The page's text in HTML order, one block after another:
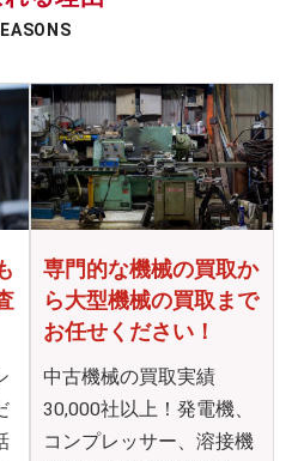
専門的な機械の買取か
ら大型機械の買取まで
お任せください！
中古機械の買取実績
30,000社以上！発電機、
コンプレッサー、溶接機